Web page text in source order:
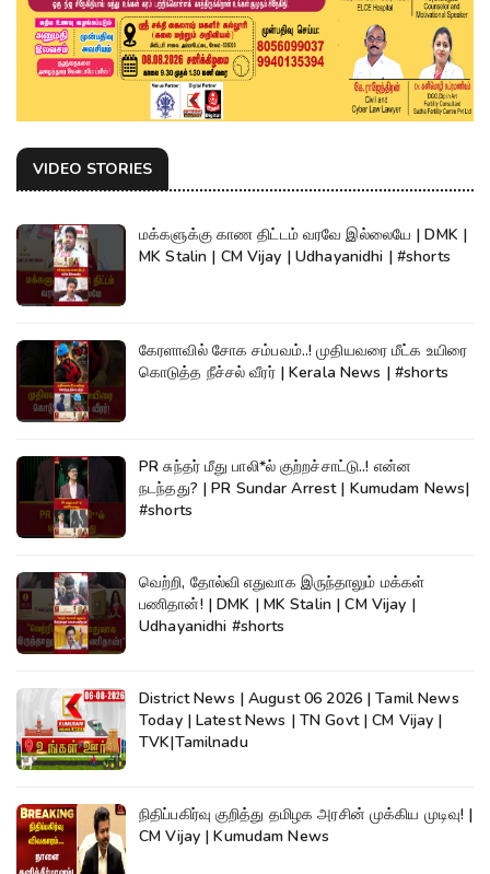
VIDEO STORIES
மக்களுக்கு காண திட்டம் வரவே இல்லையே | DMK |
MK Stalin | CM Vijay | Udhayanidhi | #shorts
கேரளாவில் சோக சம்பவம்..! முதியவரை மீட்க உயிரை
கொடுத்த நீச்சல் வீரர் | Kerala News | #shorts
PR சுந்தர் மீது பாலி*ல் குற்றச்சாட்டு..! என்ன
நடந்தது? | PR Sundar Arrest | Kumudam News|
#shorts
வெற்றி, தோல்வி எதுவாக இருந்தாலும் மக்கள்
பணிதான்! | DMK | MK Stalin | CM Vijay |
Udhayanidhi #shorts
District News | August 06 2026 | Tamil News
Today | Latest News | TN Govt | CM Vijay |
TVK|Tamilnadu
நிதிப்பகிர்வு குறித்து தமிழக அரசின் முக்கிய முடிவு! |
CM Vijay | Kumudam News